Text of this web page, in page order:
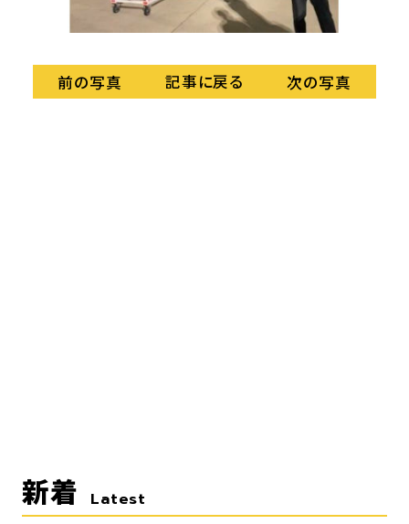
前の写真 記事に戻る 次の写真
新着 Latest